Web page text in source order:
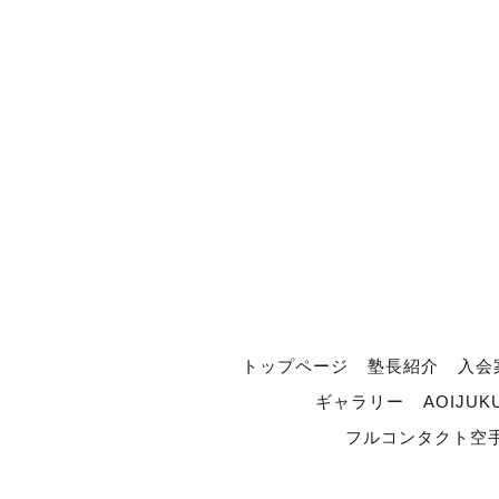
トップページ 塾長紹介
入
ギャラリー
フルコンタクト空